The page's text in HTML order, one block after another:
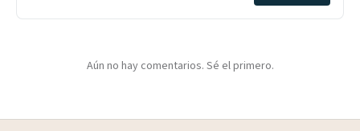
Aún no hay comentarios. Sé el primero.